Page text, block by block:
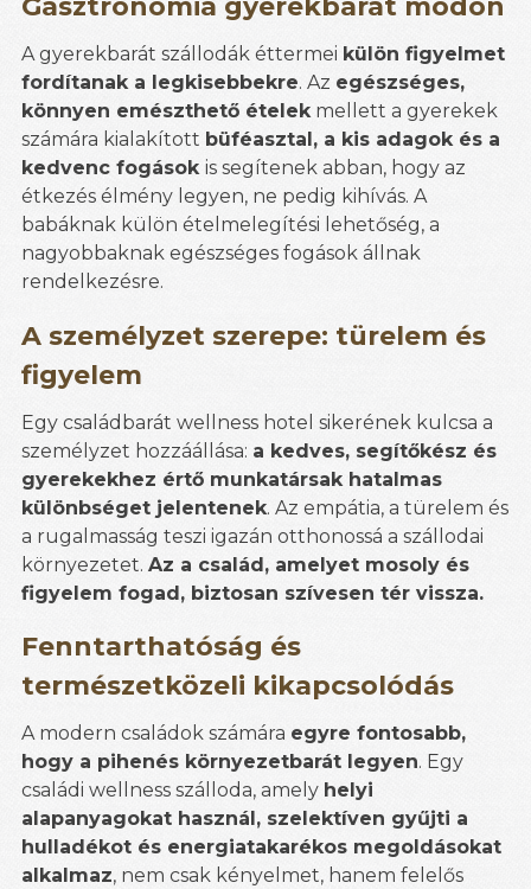
Gasztronómia gyerekbarát módon
A gyerekbarát szállodák éttermei külön figyelmet
fordítanak a legkisebbekre. Az egészséges,
könnyen emészthető ételekmellett a gyerekek
számára kialakított büféasztal, a kis adagok és a
kedvenc fogások is segítenek abban, hogy az
étkezés élmény legyen, ne pedig kihívás. A
babáknak külön ételmelegítési lehetőség, a
nagyobbaknak egészséges fogások állnak
rendelkezésre.
A személyzet szerepe: türelem és
figyelem
Egy családbarát wellness hotel sikerének kulcsa a
személyzet hozzáállása: a kedves, segítőkész és
gyerekekhez értő munkatársak hatalmas
különbséget jelentenek. Az empátia, a türelem és
a rugalmasság teszi igazán otthonossá a szállodai
környezetet. Az a család, amelyet mosoly és
figyelem fogad, biztosan szívesen tér vissza.
Fenntarthatóság és
természetközeli kikapcsolódás
A modern családok számára egyre fontosabb,
hogy a pihenés környezetbarát legyen. Egy
családi wellness szálloda, amely helyi
alapanyagokat használ, szelektíven gyűjti a
hulladékot és energiatakarékos megoldásokat
alkalmaz, nem csak kényelmet, hanem felelős